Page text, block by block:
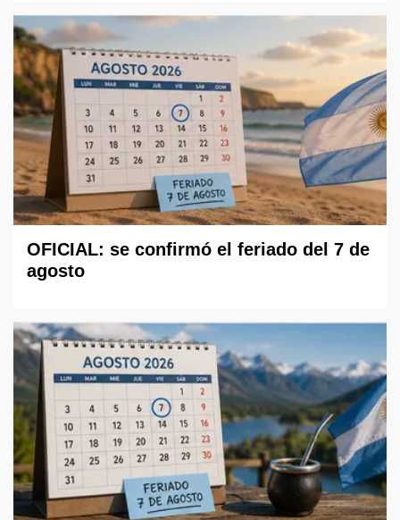
OFICIAL: se confirmó el feriado del 7 de
agosto